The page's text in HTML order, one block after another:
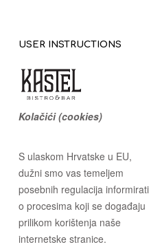
USER INSTRUCTIONS
Kolačići (cookies)
S ulaskom Hrvatske u EU,
dužni smo vas temeljem
posebnih regulacija informirati
o procesima koji se događaju
prilikom korištenja naše
internetske stranice.